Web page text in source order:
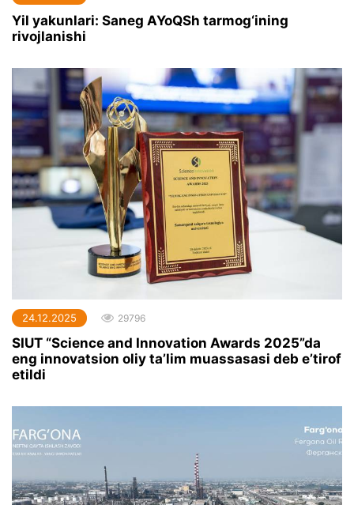
Yil yakunlari: Saneg AYoQSh tarmog‘ining
rivojlanishi
24.12.2025 29796
SIUT “Science and Innovation Awards 2025”da
eng innovatsion oliy ta’lim muassasasi deb e’tirof
etildi